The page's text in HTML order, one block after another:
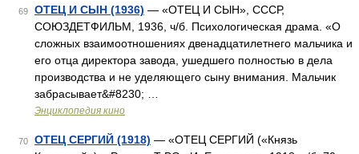
69 ОТЕЦ И СЫН (1936) — «ОТЕЦ И СЫН», СССР,
СОЮЗДЕТФИЛЬМ, 1936, ч/б. Психологическая драма. «О
сложных взаимоотношениях двенадцатилетнего мальчика и
его отца директора завода, ушедшего полностью в дела
производства и не уделяющего сыну внимания. Мальчик
забрасывает&#8230; …
Энциклопедия кино
70 ОТЕЦ СЕРГИЙ (1918) — «ОТЕЦ СЕРГИЙ («Князь